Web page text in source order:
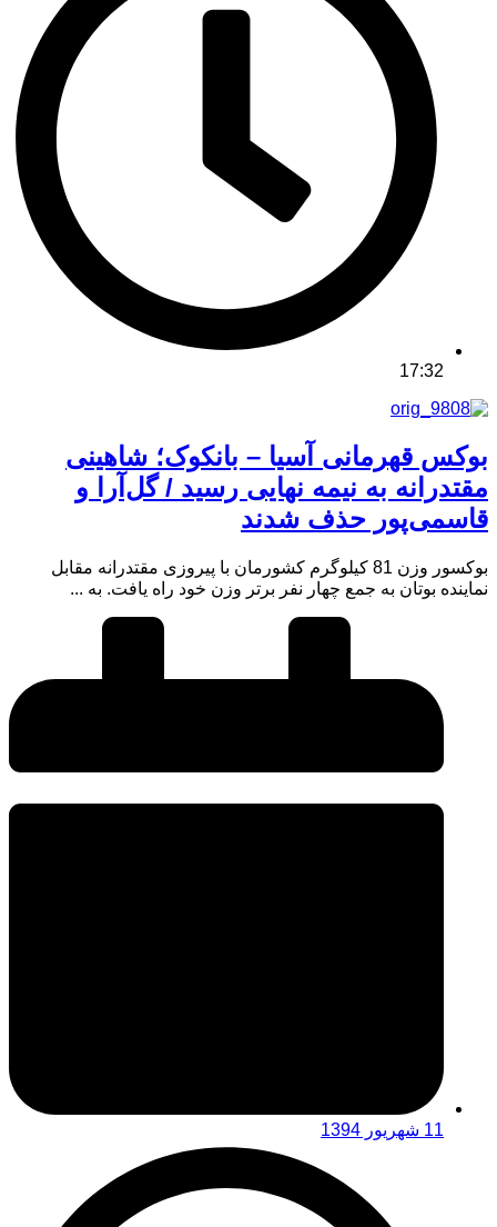
17:32
بوکس قهرمانی آسیا – بانکوک؛ شاهینی
مقتدرانه به نیمه نهایی رسید / گل‌آرا و
قاسمی‌پور حذف شدند
بوکسور وزن 81 کیلوگرم کشورمان با پیروزی مقتدرانه مقابل
نماینده بوتان به جمع چهار نفر برتر وزن خود راه یافت. به ...
11 شهریور 1394